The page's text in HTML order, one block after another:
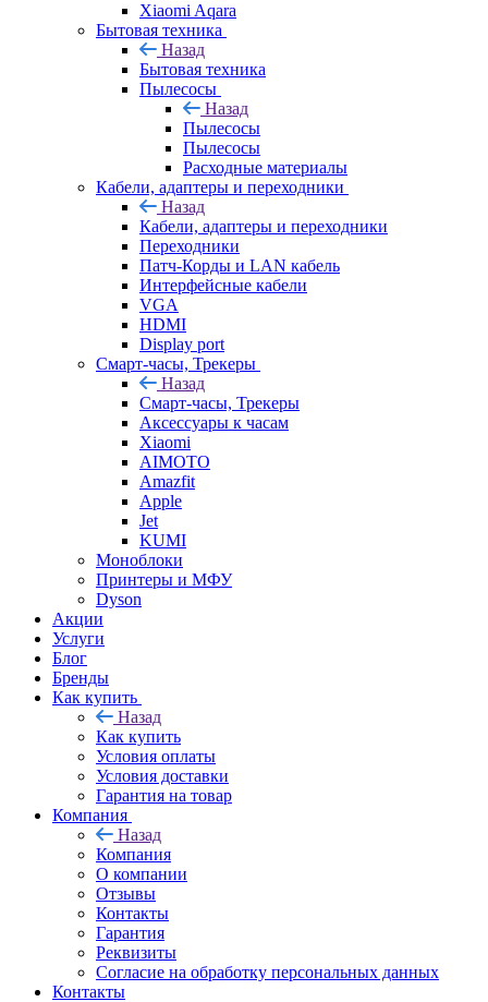
Xiaomi Aqara
Бытовая техника
Назад
Бытовая техника
Пылесосы
Назад
Пылесосы
Пылесосы
Расходные материалы
Кабели, адаптеры и переходники
Назад
Кабели, адаптеры и переходники
Переходники
Патч-Корды и LAN кабель
Интерфейсные кабели
VGA
HDMI
Display port
Смарт-часы, Трекеры
Назад
Смарт-часы, Трекеры
Аксессуары к часам
Xiaomi
AIMOTO
Amazfit
Apple
Jet
KUMI
Моноблоки
Принтеры и МФУ
Dyson
Акции
Услуги
Блог
Бренды
Как купить
Назад
Как купить
Условия оплаты
Условия доставки
Гарантия на товар
Компания
Назад
Компания
О компании
Отзывы
Контакты
Гарантия
Реквизиты
Согласие на обработку персональных данных
Контакты